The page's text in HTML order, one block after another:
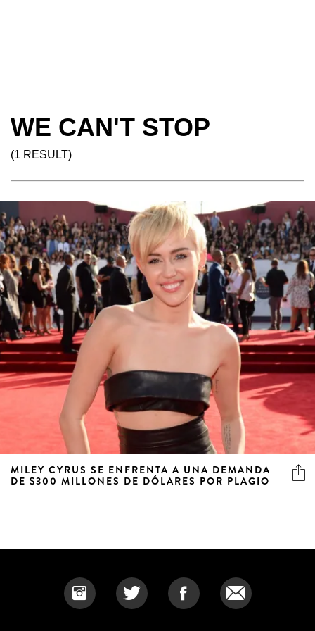
WE CAN'T STOP
(1 RESULT)
MILEY CYRUS SE ENFRENTA A UNA DEMANDA
DE $300 MILLONES DE DÓLARES POR PLAGIO